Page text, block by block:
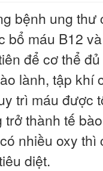
bệnh ung thư
bổ máu B12
để cơ thể
lành, tập khí
trì máu được
trở thành tế
nhiều oxy thì
diệt.